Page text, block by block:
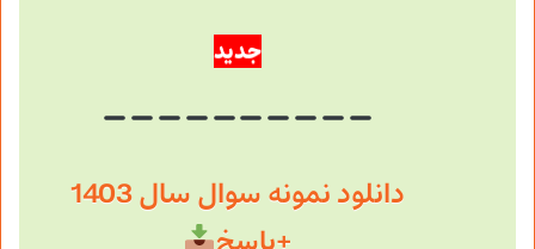
جدید
دانلود نمونه سوال سال 1403